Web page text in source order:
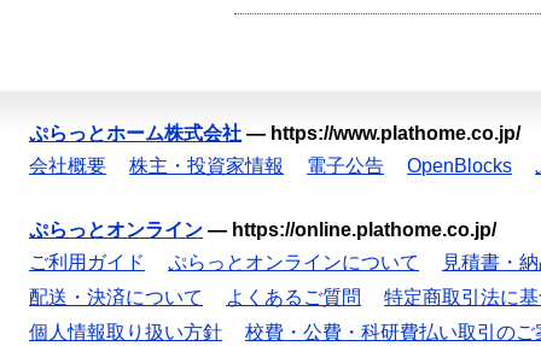
ぷらっとホーム株式会社 — https://www.plathome.co.jp/
会社概要
株主・投資家情報 電子公告 OpenBlocks
ぷらっとオンライン — https://online.plathome.co.jp/
ご利用ガイド
ぷらっとオンラインについて
見積書・
配送・決済について
よくあるご質問
特定商取引法に
個人情報取り扱い方針
校費・公費・科研費払い取引のご